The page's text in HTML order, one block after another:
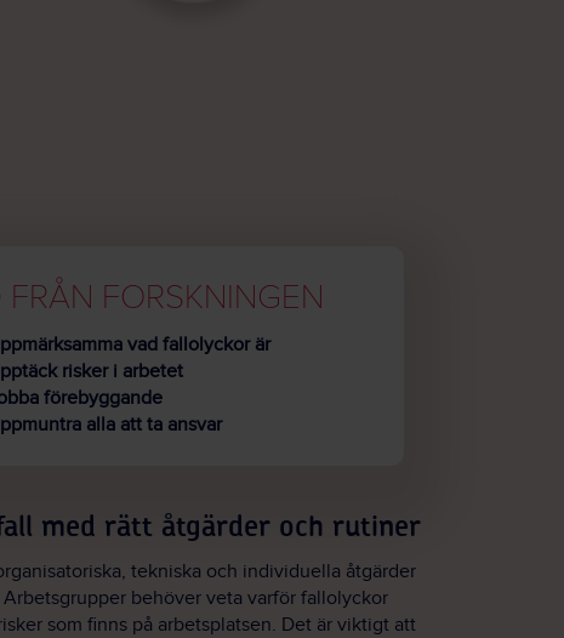
FRÅN FORSKNINGEN
vad fallolyckor är
risker i arbetet
förebyggande
alla att ta ansvar
med rätt åtgärder och rutiner
tekniska och individuella åtgärder
behöver veta varför fallolyckor
som finns på arbetsplatsen. Det är viktigt att